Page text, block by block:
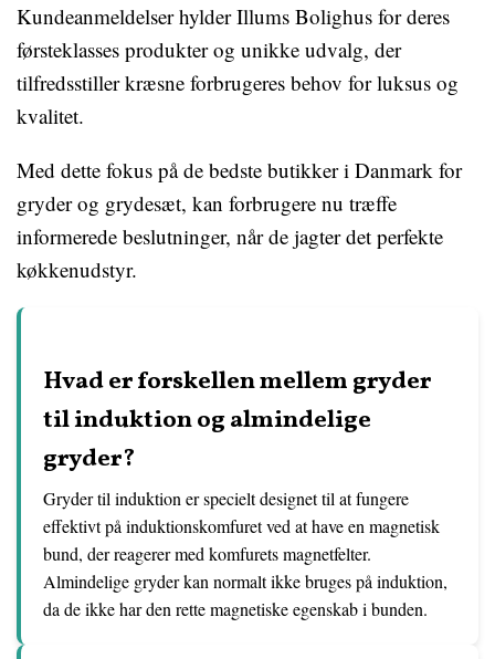
Kundeanmeldelser hylder Illums Bolighus for deres
førsteklasses produkter og unikke udvalg, der
tilfredsstiller kræsne forbrugeres behov for luksus og
kvalitet.
Med dette fokus på de bedste butikker i Danmark for
gryder og grydesæt, kan forbrugere nu træffe
informerede beslutninger, når de jagter det perfekte
køkkenudstyr.
Hvad er forskellen mellem gryder
til induktion og almindelige
gryder?
Gryder til induktion er specielt designet til at fungere
effektivt på induktionskomfuret ved at have en magnetisk
bund, der reagerer med komfurets magnetfelter.
Almindelige gryder kan normalt ikke bruges på induktion,
da de ikke har den rette magnetiske egenskab i bunden.